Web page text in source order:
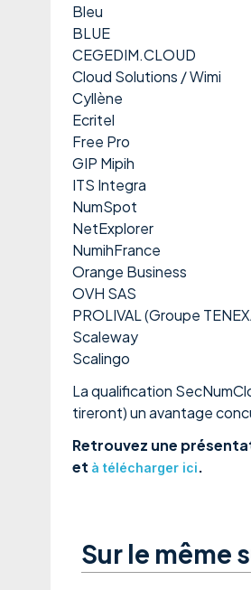
Bleu
BLUE
CEGEDIM.CLOUD
Cloud Solutions / Wimi
Cyllène
Ecritel
Free Pro
GIP Mipih
ITS Integra
NumSpot
NetExplorer
NumihFrance
Orange Business
OVH SAS
PROLIVAL (Groupe
Scaleway
Scalingo
La qualification
tireront) un avantage
Retrouvez une
et à télécharger ici.
Sur le même